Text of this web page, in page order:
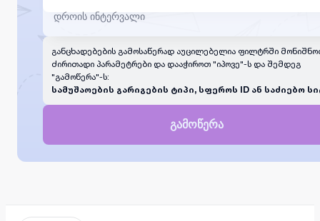
განცხადებების გამოსაწერად აუცილებელია ფილტრში
ძირითადი პარამეტრები და დააჭიროთ "იპოვე"-ს და შემდეგ
"გამოწერა"-ს:
სამუშაოების გარიგების ტიპი, სფეროს ID ან საძიებო
გამოწერა